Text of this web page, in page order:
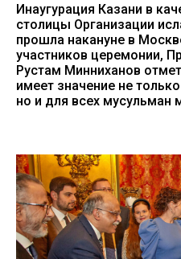
Инаугурация Казани в
столицы Организации
прошла накануне в
участников церемонии,
Рустам Минниханов
имеет значение не
но и для всех мусульман